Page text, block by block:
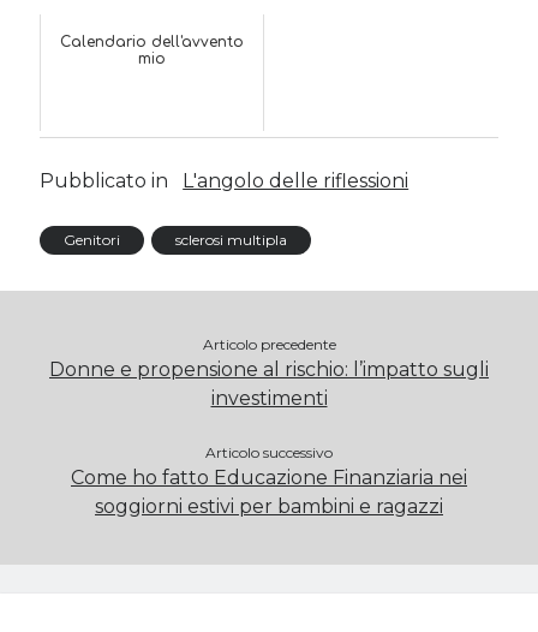
Calendario dell'avvento
mio
Pubblicato in L'angolo delle riflessioni
Genitori sclerosi multipla
Articolo precedente
Donne e propensione al rischio: l’impatto sugli
investimenti
Articolo successivo
Come ho fatto Educazione Finanziaria nei
soggiorni estivi per bambini e ragazzi